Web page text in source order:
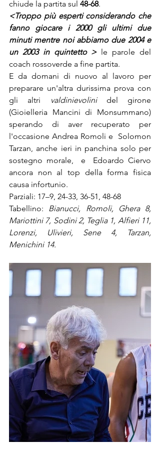
chiude la partita sul 48-68.
<Troppo più esperti considerando che
fanno giocare i 2000 gli ultimi due
minuti mentre noi abbiamo due 2004 e
un 2003 in quintetto > le parole del
coach rossoverde a fine partita.
E da domani di nuovo al lavoro per
preparare un'altra durissima prova con
gli altri
valdinievolini del girone
(Gioielleria Mancini di Monsummano)
sperando di aver recuperato per
l'occasione Andrea Romoli e  Solomon
Tarzan, anche ieri in panchina solo per
sostegno morale,  e  Edoardo Ciervo
ancora non al top della forma fisica
causa infortunio.
Parziali: 17–9, 24-33, 36-51, 48-68
Tabellino: Bianucci, Romoli, Ghera 8,
Mariottini 7, Sodini 2, Teglia 1, Alfieri 11,
Lorenzi, Ulivieri, Sene 4, Tarzan,
Menichini 14.